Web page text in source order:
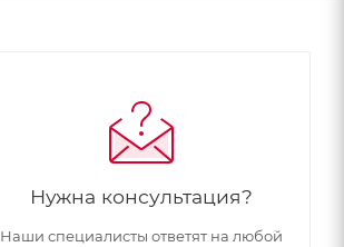
Нужна консультация?
Наши специалисты ответят на любой